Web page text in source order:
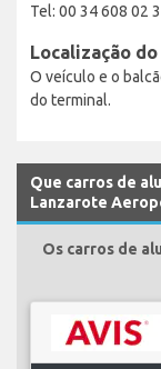
Tel: 00 34 608 02
Localização
O veículo e o
do terminal.
Que carros de
Lanzarote
Os carros de